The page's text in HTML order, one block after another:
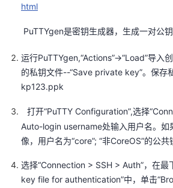
我
的
课
程
我
的
认
我
的
我
我
的
技
术
支
持
我
的
云
声
建
html
PuTTYgen是密钥生成器，生成一对公
运行PuTTYgen,“Actions”->“Load”导入
的私钥文件--“Save private key”。保存
kp123.ppk
打开“PuTTY Configuration”,选择
Auto-login username处输入用户名。如
像，用户名为“core”; “非CoreOS”的公共
选择“Connection > SSH > Auth”，在最
key file for authentication”中，单击